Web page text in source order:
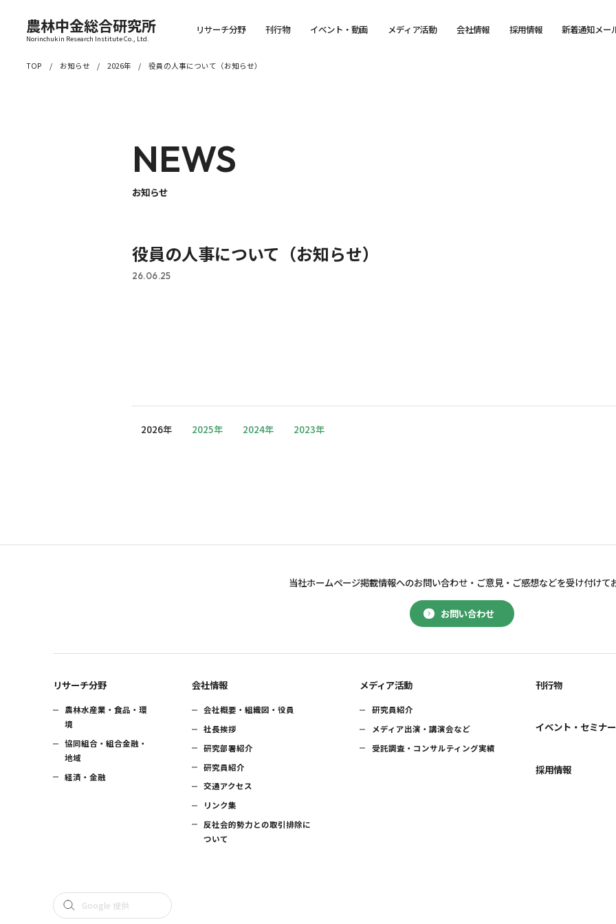
農林中金総合研究所
Norinchukin Research Institute Co., Ltd.
リサーチ分野 刊行物 イベント・動画 メディア活動 会社情報 採用情報 新着通知メー
TOP お知らせ 2026年 役員の人事について（お知らせ）
NEWS
お知らせ
役員の人事について（お知らせ）
26.06.25
2026年 2025年 2024年 2023年
お問い合わせ
当社ホームページ掲載情報へのお問い合わせ・ ご意見・ご感想などを受け付けて
リサーチ分野
農林水産業・食品・環
境
協同組合・組合金融・
地域
経済・金融
会社情報
会社概要・組織図・役員
社長挨拶
研究部署紹介
研究員紹介
交通アクセス
リンク集
反社会的勢力との取引排除に
ついて
メディア活動
研究員紹介
メディア出演・講演会など
受託調査・コンサルティング実績
刊行物
イベント・セミナー
採用情報